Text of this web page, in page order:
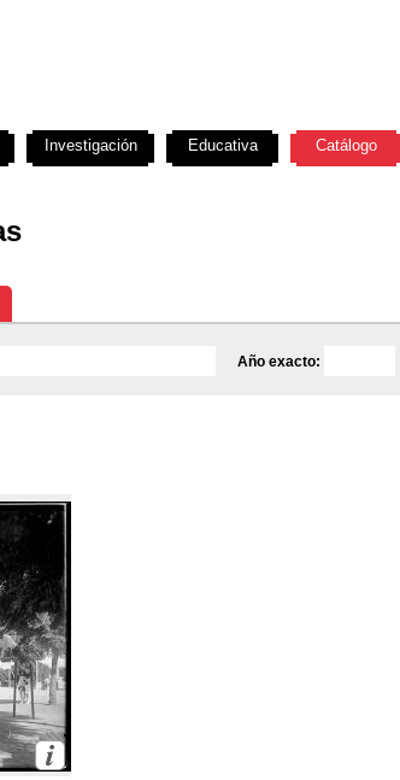
Año exacto:
Investigación Educativa Catálogo